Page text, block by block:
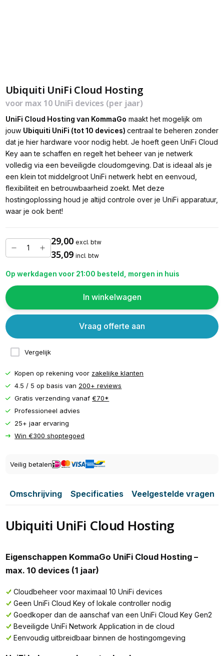
Ubiquiti UniFi Cloud Hosting
voor max 10 UniFi devices (per jaar)
UniFi Cloud Hosting van KommaGo maakt het mogelijk om
jouw Ubiquiti UniFi (tot 10 devices) centraal te beheren zonder
dat je hier hardware voor nodig hebt. Je hoeft geen UniFi Cloud
Key aan te schaffen en regelt het beheer van je netwerk
volledig via een beveiligde cloudomgeving. Dat is ideaal als je
een klein tot middelgroot UniFi netwerk hebt en eenvoud,
flexibiliteit en betrouwbaarheid zoekt. Met deze
hostingoplossing houd je altijd controle over je UniFi apparatuur,
waar je ook bent!
29,00 excl. btw
35,09 incl. btw
Op werkdagen voor 21:00 besteld, morgen in huis
In winkelwagen
Vergelijk
Vraag offerte aan
Kopen op rekening voor zakelijke klanten
4.5 / 5 op basis van 200+ reviews
Gratis verzending vanaf€70*
Professioneel advies
25+ jaar ervaring
Win €300 shoptegoed
Veilig betalen
Omschrijving Specificaties Veelgestelde vragen
Ubiquiti UniFi Cloud Hosting
Eigenschappen KommaGo UniFi Cloud Hosting –
max. 10 devices (1 jaar)
Cloudbeheer voor maximaal 10 UniFi devices
Geen UniFi Cloud Key of lokale controller nodig
Goedkoper dan de aanschaf van een UniFi Cloud Key Gen2
Beveiligde UniFi Network Application in de cloud
Eenvoudig uitbreidbaar binnen de hostingomgeving